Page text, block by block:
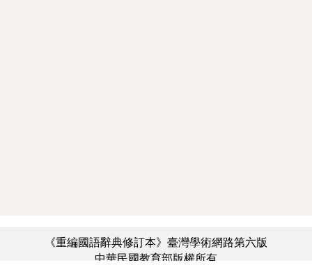
《重編國語辭典修訂本》臺灣學術網路第六版
中華民國教育部版權所有